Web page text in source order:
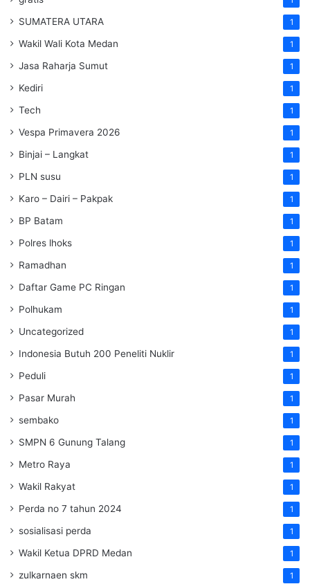
SUMATERA UTARA 1
Wakil Wali Kota Medan 1
Jasa Raharja Sumut 1
Kediri 1
Tech 1
Vespa Primavera 2026 1
Binjai – Langkat 1
PLN susu 1
Karo – Dairi – Pakpak 1
BP Batam 1
Polres lhoks 1
Ramadhan 1
Daftar Game PC Ringan 1
Polhukam 1
Uncategorized 1
Indonesia Butuh 200 Peneliti Nuklir 1
Peduli 1
Pasar Murah 1
sembako 1
SMPN 6 Gunung Talang 1
Metro Raya 1
Wakil Rakyat 1
Perda no 7 tahun 2024 1
sosialisasi perda 1
Wakil Ketua DPRD Medan 1
zulkarnaen skm 1